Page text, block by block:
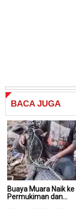
BACA JUGA
Buaya Muara Naik ke
Permukiman dan...